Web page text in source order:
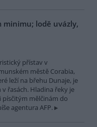
lodě uvázly,
přístav v
městě Corabia,
leží na břehu Dunaje, je
řasách. Hladina řeky je
mělčinám do
agentura AFP.